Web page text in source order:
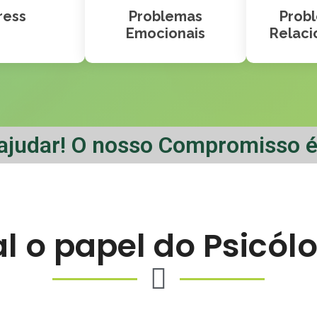
Problemas
Emocionais
O nosso Compromisso
o papel do